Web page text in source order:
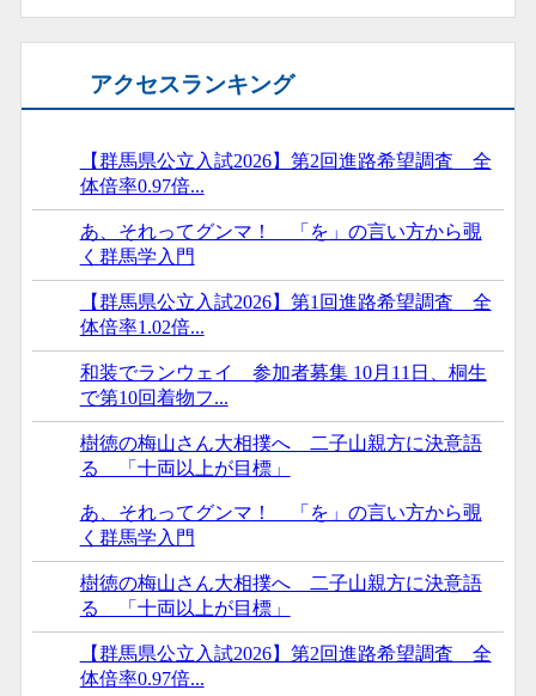
アクセスランキング
【群馬県公立入試2026】第2回進路希望調査 全
体倍率0.97倍...
あ、それってグンマ！ 「を」の言い方から覗
く群馬学入門
【群馬県公立入試2026】第1回進路希望調査 全
体倍率1.02倍...
和装でランウェイ 参加者募集 10月11日、桐生
で第10回着物フ...
樹徳の梅山さん大相撲へ 二子山親方に決意語
る 「十両以上が目標」
あ、それってグンマ！ 「を」の言い方から覗
く群馬学入門
樹徳の梅山さん大相撲へ 二子山親方に決意語
る 「十両以上が目標」
【群馬県公立入試2026】第2回進路希望調査 全
体倍率0.97倍...